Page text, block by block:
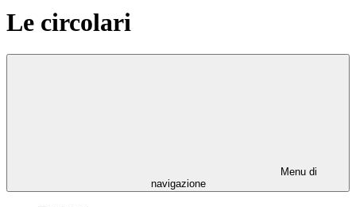
Le circolari
Menu di
navigazione